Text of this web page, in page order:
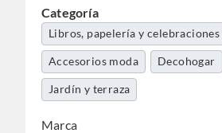
Categoría
Libros, papelería y celebraciones
Accesorios moda Decohogar
Jardín y terraza
Marca